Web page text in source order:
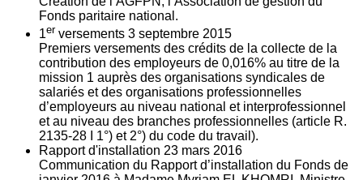
Fonds paritaire national.
1er versements 3 septembre 2015
Premiers versements des crédits de la collecte de la
contribution des employeurs de 0,016% au titre de la
mission 1 auprès des organisations syndicales de
salariés et des organisations professionnelles
d’employeurs au niveau national et interprofessionnel
et au niveau des branches professionnelles (article R.
2135‐28 I 1°) et 2°) du code du travail).
Rapport d'installation 23 mars 2016
Communication du Rapport d’installation du Fonds de